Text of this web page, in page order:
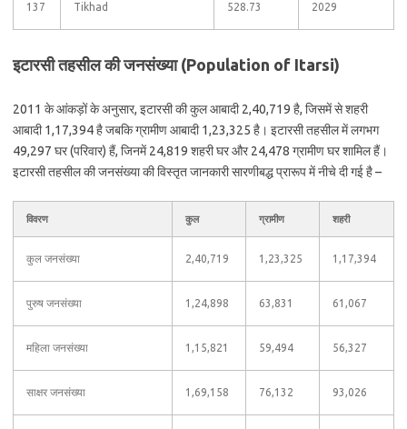
137 Tikhad 528.73 2029
इटारसी तहसील की जनसंख्या (Population of Itarsi)
2011 के आंकड़ों के अनुसार, इटारसी की कुल आबादी 2,40,719 है, जिसमें से शहरी
आबादी 1,17,394 है जबकि ग्रामीण आबादी 1,23,325 है। इटारसी तहसील में लगभग
49,297 घर (परिवार) हैं, जिनमें 24,819 शहरी घर और 24,478 ग्रामीण घर शामिल हैं।
इटारसी तहसील की जनसंख्या की विस्तृत जानकारी सारणीबद्ध प्रारूप में नीचे दी गई है –
विवरण कुल ग्रामीण शहरी
कुल जनसंख्या 2,40,719 1,23,325 1,17,394
पुरुष जनसंख्या 1,24,898 63,831 61,067
महिला जनसंख्या 1,15,821 59,494 56,327
साक्षर जनसंख्या 1,69,158 76,132 93,026